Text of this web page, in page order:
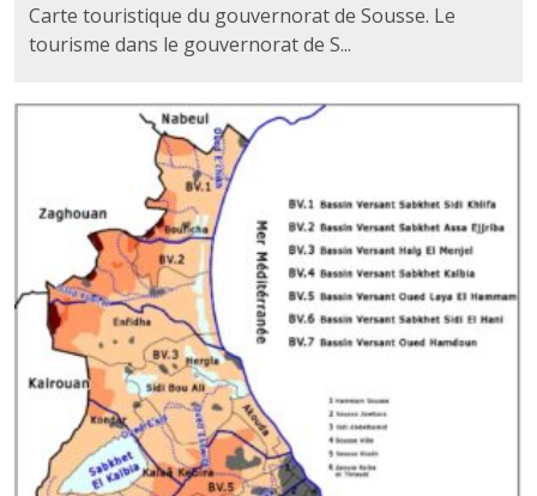
Carte touristique du gouvernorat de Sousse. Le
tourisme dans le gouvernorat de S...